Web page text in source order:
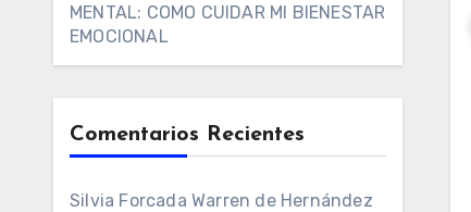
MENTAL: COMO CUIDAR MI BIENESTAR
EMOCIONAL
Comentarios Recientes
Silvia Forcada Warren de Hernández